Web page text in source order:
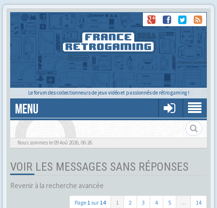
Le forum des collectionneurs de jeux vidéo et passionnés de rétro gaming !
MENU
Alors tu trouves ?
Nous sommes le 09 Aoû 2026, 06:26
VOIR LES MESSAGES SANS RÉPONSES
Revenir à la recherche avancée
Page 1 sur 14 1 2 3 4 5 ... 14